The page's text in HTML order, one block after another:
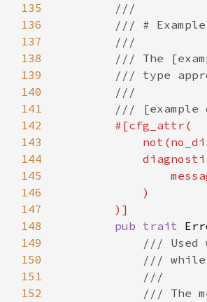
135
136
137
138
139
140
141
142
143
144
145
146
147
148
pub trait
149
150
151
152